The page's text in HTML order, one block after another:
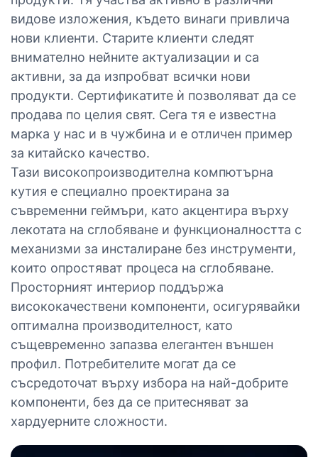
видове изложения, където винаги привлича
нови клиенти. Старите клиенти следят
внимателно нейните актуализации и са
активни, за да изпробват всички нови
продукти. Сертификатите ѝ позволяват да се
продава по целия свят. Сега тя е известна
марка у нас и в чужбина и е отличен пример
за китайско качество.
Тази високопроизводителна компютърна
кутия е специално проектирана за
съвременни геймъри, като акцентира върху
лекотата на сглобяване и функционалността с
механизми за инсталиране без инструменти,
които опростяват процеса на сглобяване.
Просторният интериор поддържа
висококачествени компоненти, осигурявайки
оптимална производителност, като
същевременно запазва елегантен външен
профил. Потребителите могат да се
съсредоточат върху избора на най-добрите
компоненти, без да се притесняват за
хардуерните сложности.